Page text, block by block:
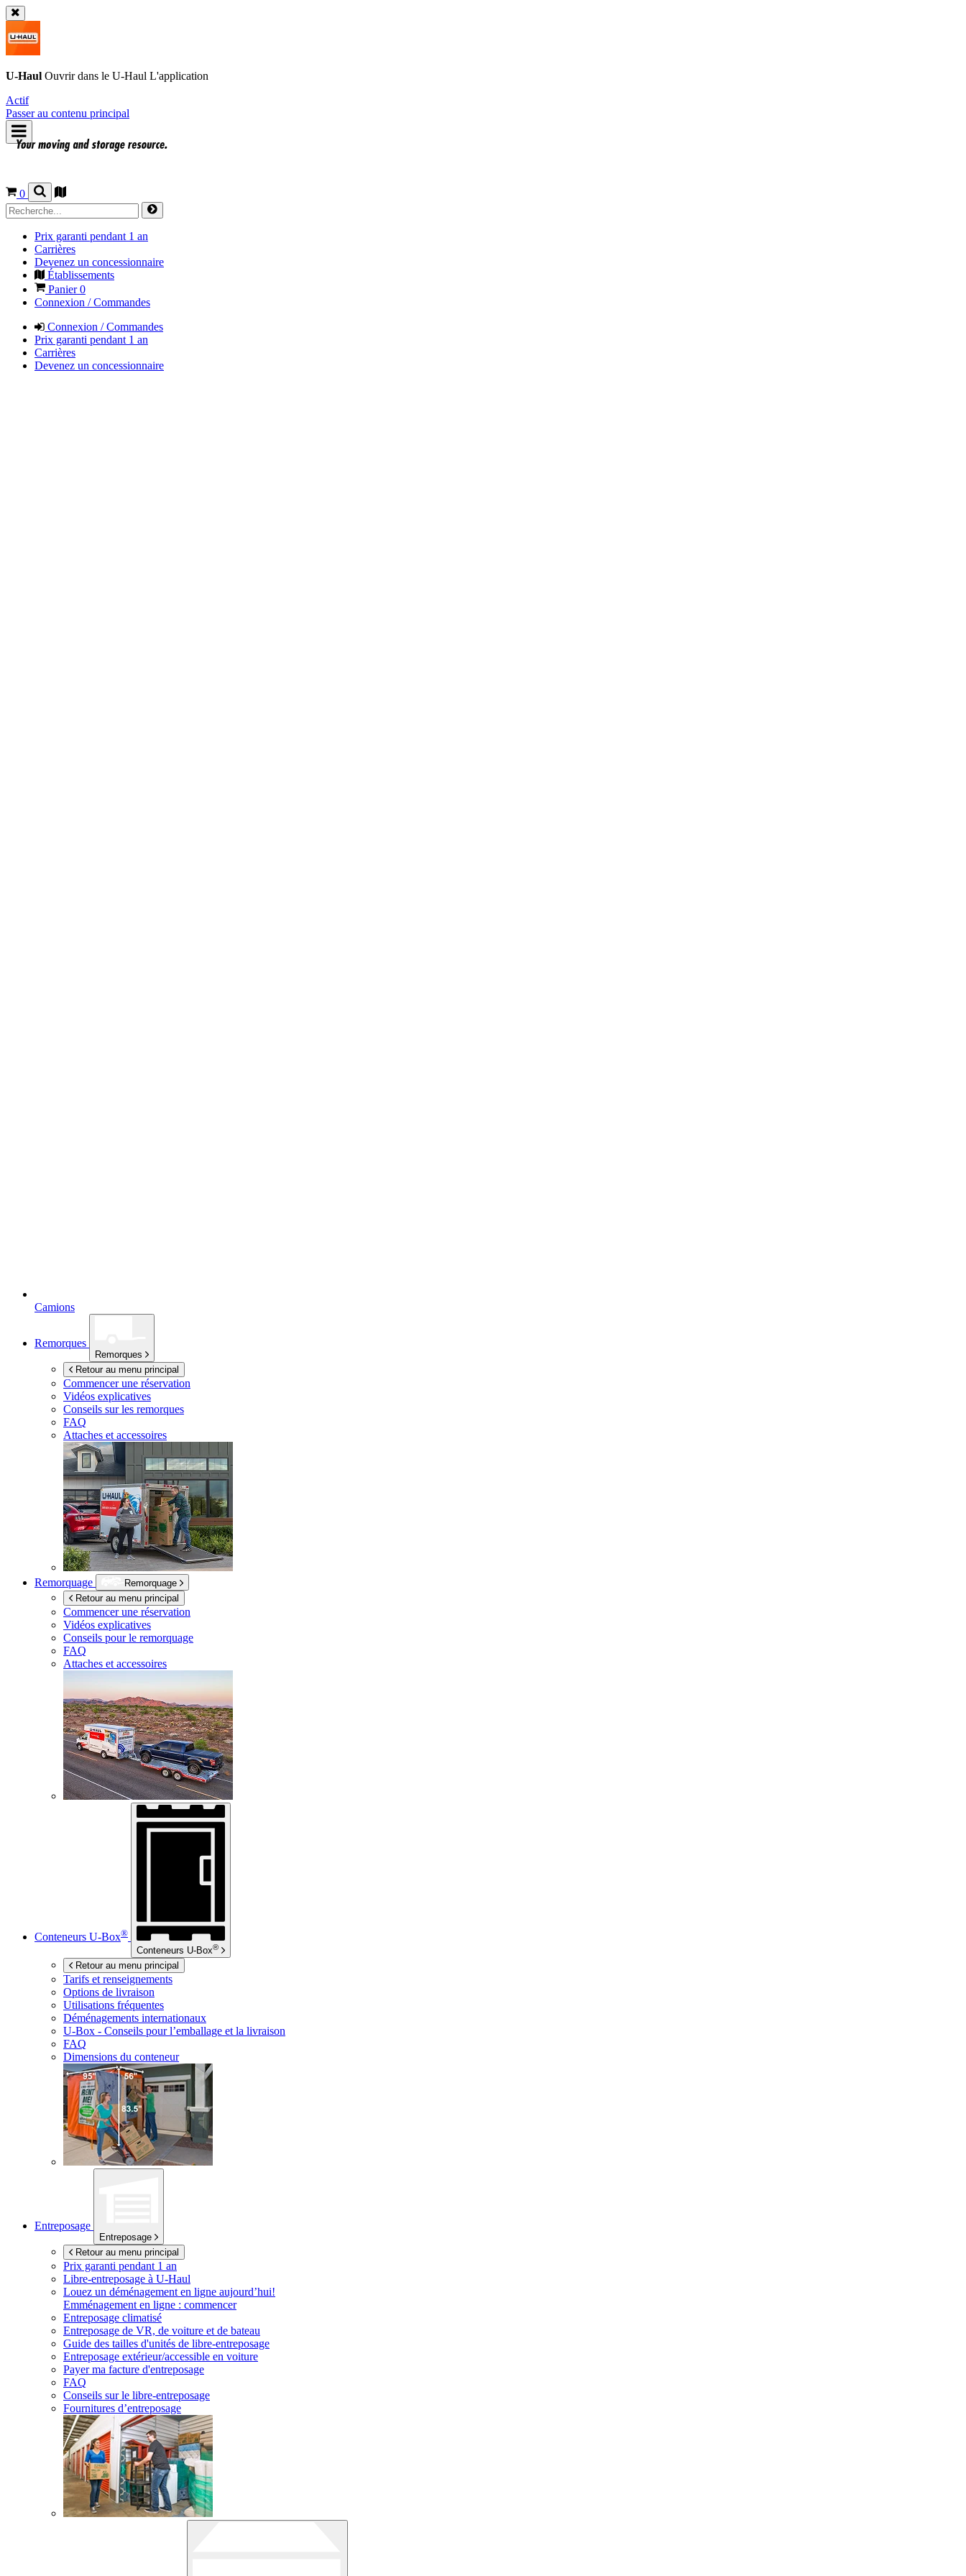
U-Haul Ouvrir dans le U-Haul L'application
Actif
Passer au contenu principal
0
Prix garanti pendant 1 an
Carrières
Devenez un concessionnaire
Établissements
Panier0
Connexion / Commandes
Connexion / Commandes
Prix garanti pendant 1 an
Carrières
Devenez un concessionnaire
Camions
Remorques
Remorques
Retour au menu principal
Commencer une réservation
Vidéos explicatives
Conseils sur les remorques
FAQ
Attaches et accessoires
Remorquage
Remorquage
Retour au menu principal
Commencer une réservation
Vidéos explicatives
Conseils pour le remorquage
FAQ
Attaches et accessoires
Conteneurs U-Box®
Conteneurs U-Box®
Retour au menu principal
Tarifs et renseignements
Options de livraison
Utilisations fréquentes
Déménagements internationaux
U-Box - Conseils pour l’emballage et la livraison
FAQ
Dimensions du conteneur
Entreposage
Entreposage
Retour au menu principal
Prix garanti pendant 1 an
Libre-entreposage à U-Haul
Louez un déménagement en ligne aujourd’hui!
Emménagement en ligne : commencer
Entreposage climatisé
Entreposage de VR, de voiture et de bateau
Guide des tailles d'unités de libre-entreposage
Entreposage extérieur/accessible en voiture
Payer ma facture d'entreposage
FAQ
Conseils sur le libre-entreposage
Fournitures d’entreposage